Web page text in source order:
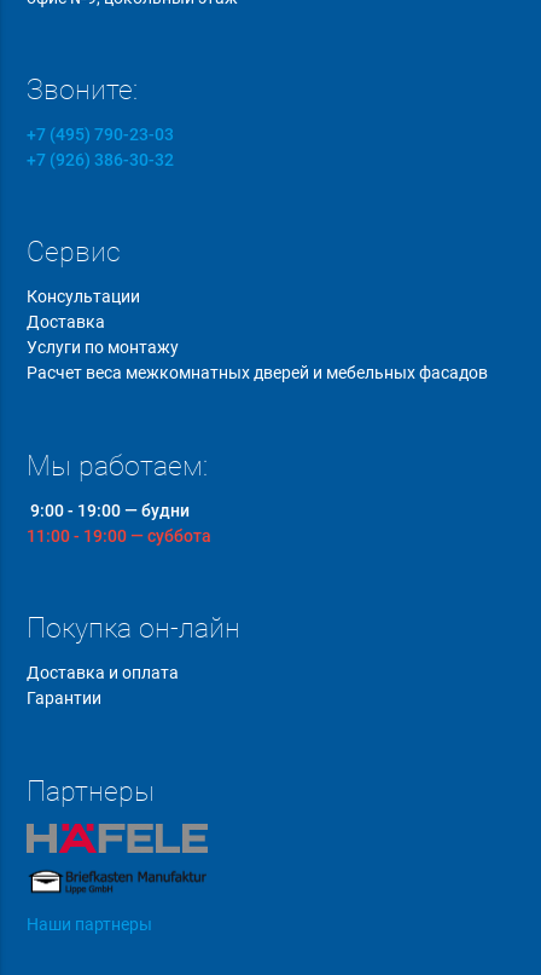
Звоните:
+7 (495) 790-23-03
+7 (926) 386-30-32
Сервис
Консультации
Доставка
Услуги по монтажу
Расчет веса межкомнатных дверей и мебельных фасадов
Мы работаем:
9:00 - 19:00 — будни
11:00 - 19:00 — суббота
Покупка он-лайн
Доставка и оплата
Гарантии
Партнеры
Наши партнеры